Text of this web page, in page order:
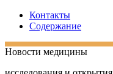
Контакты
Содержание
Новости медицины